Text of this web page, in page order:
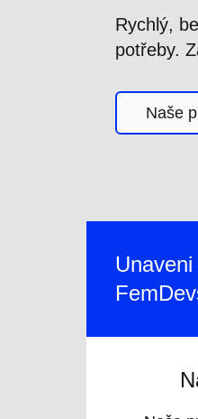
Rychlý,
potřeby.
Naše